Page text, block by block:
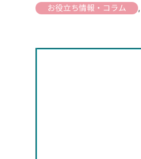
お役立ち情報・コラム ,